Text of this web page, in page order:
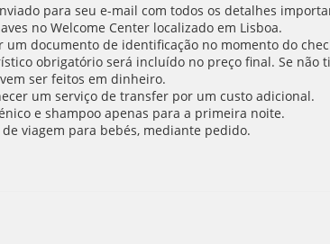
para seu e-mail com todos os detalhes
no Welcome Center localizado em Lisboa.
um documento de identificação no momento do
obrigatório será incluído no preço final. Se
ser feitos em dinheiro.
um serviço de transfer por um custo adicional.
e shampoo apenas para a primeira noite.
viagem para bebés, mediante pedido.